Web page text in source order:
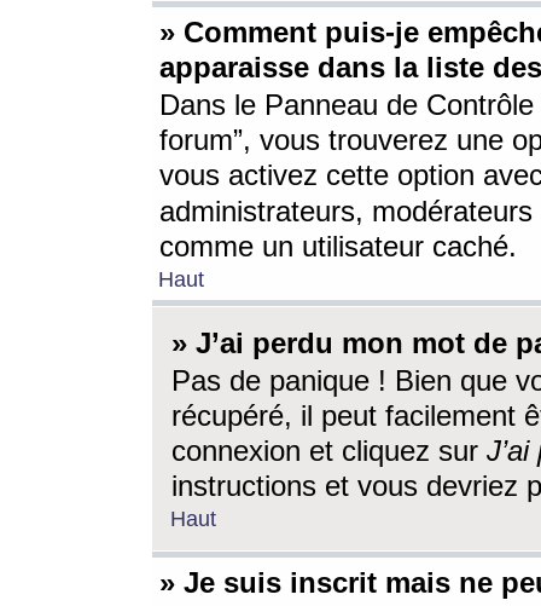
» Comment puis-je
apparaisse dans la liste
Dans le Panneau de
forum”, vous trouverez une
vous activez cette option
administrateurs,
comme un utilisateur caché.
Haut
» J’ai perdu mon mot de
Pas de panique ! Bien que
récupéré, il peut facilement
connexion et cliquez sur
instructions et vous devriez
Haut
» Je suis inscrit mais ne